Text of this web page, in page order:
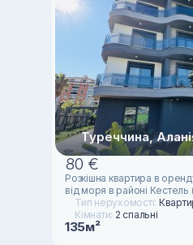
Туреччина,
80 €
Розкішна квартира в
від моря в районі
Тип нерухомості:
Кімнати: 2 спальні
135м²